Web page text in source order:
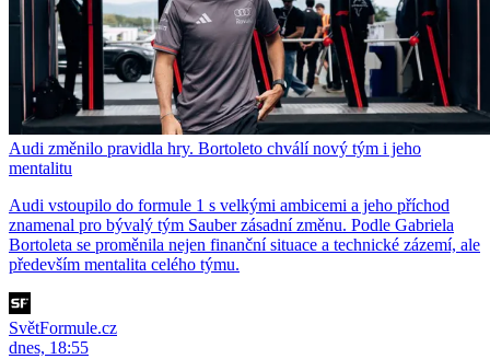
Audi změnilo pravidla hry. Bortoleto chválí nový tým i jeho
mentalitu
Audi vstoupilo do formule 1 s velkými ambicemi a jeho příchod
znamenal pro bývalý tým Sauber zásadní změnu. Podle Gabriela
Bortoleta se proměnila nejen finanční situace a technické zázemí, ale
především mentalita celého týmu.
SvětFormule.cz
dnes, 18:55